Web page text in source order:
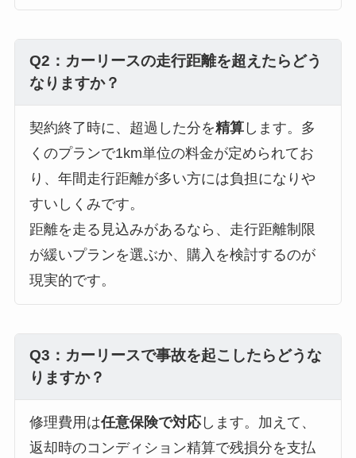
Q2：カーリースの走行距離を超えたらどう
なりますか？
契約終了時に、超過した分を精算します。多
くのプランで1km単位の料金が定められてお
り、年間走行距離が多い方には負担になりや
すいしくみです。
距離を走る見込みがあるなら、走行距離制限
が緩いプランを選ぶか、購入を検討するのが
現実的です。
Q3：カーリースで事故を起こしたらどうな
りますか？
修理費用は任意保険で対応します。加えて、
返却時のコンディション精算で残損分を支払